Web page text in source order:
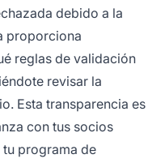
debido a la
proporciona
reglas de validación
revisar la
Esta transparencia es
con tus socios
programa de